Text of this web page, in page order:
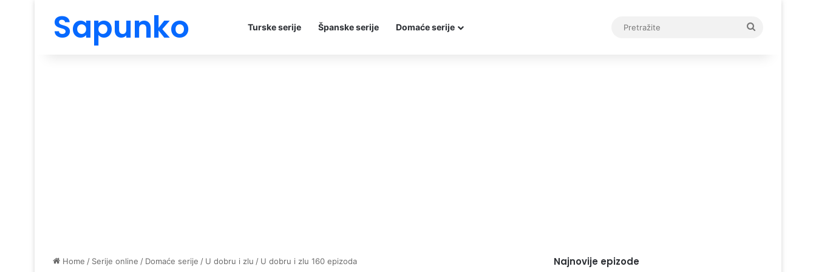
Sapunko Turske serije Španske serije Domaće serije
Home / Serije online / Domaće serije / U dobru i zlu / U dobru i zlu 160 epizoda Najnovije epizode